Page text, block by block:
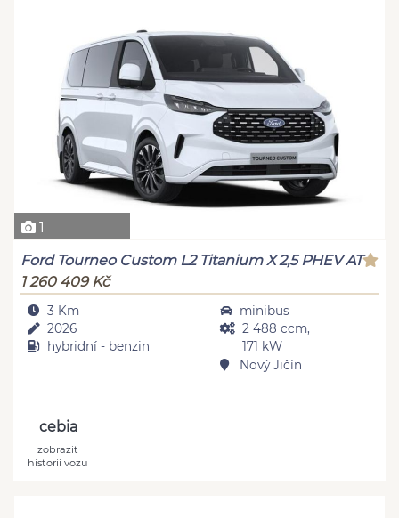
1
Ford Tourneo Custom L2 Titanium X 2,5 PHEV AT
1 260 409 Kč
3 Km
2026
hybridní - benzin
minibus
2 488 ccm,
171 kW
Nový Jičín
cebia
zobrazit
historii vozu